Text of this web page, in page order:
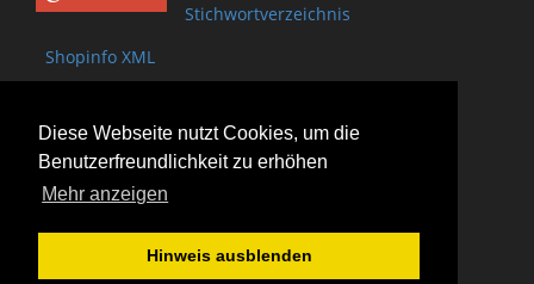
Diese Webseite nutzt Cookies, um die
Benutzerfreundlichkeit zu erhöhen
Mehr anzeigen
Hinweis ausblenden
Stichwortverzeichnis
Shopinfo XML
Bischof-Brand Straße 2
61440 Oberursel
(+49) 6171 - 98 11 80
(+49) 6171 - 98 28 10
service@onsite.org